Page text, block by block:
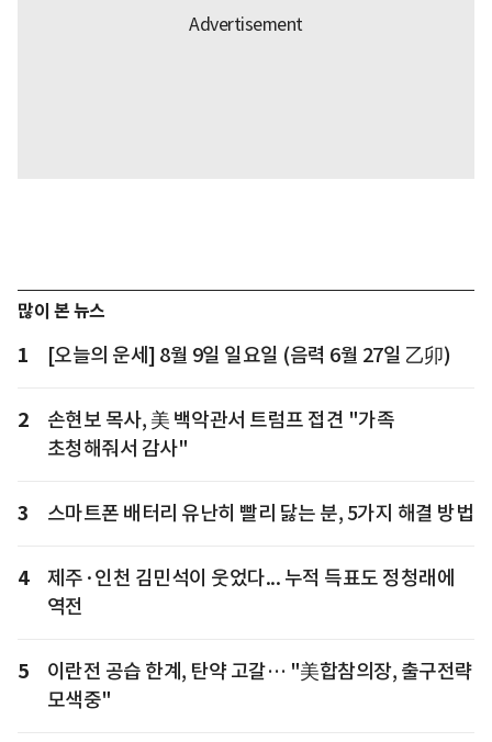
많이 본 뉴스
1 [오늘의 운세] 8월 9일 일요일 (음력 6월 27일 乙卯)
2
손현보 목사, 美 백악관서 트럼프 접견 "가족
초청해줘서 감사"
3 스마트폰 배터리 유난히 빨리 닳는 분, 5가지 해결 방법
4
제주·인천 김민석이 웃었다... 누적 득표도 정청래에
역전
5
이란전 공습 한계, 탄약 고갈… "美합참의장, 출구전략
모색중"